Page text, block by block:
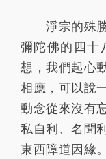
137
141 142
146 147
151 152
156 157
淨宗的殊勝
彌陀佛的四十
想，我們起心
相應，可以說
動念從來沒有
私自利、名聞
東西障道因緣